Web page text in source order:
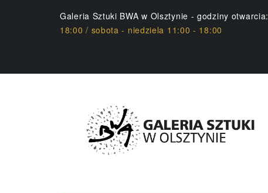
Galeria Sztuki BWA w Olsztynie - godziny otwarcia:
18:00 / sobota - niedziela 11:00 - 18:00